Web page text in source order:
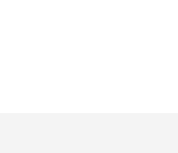
について